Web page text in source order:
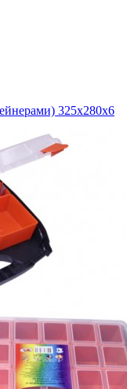
325х280х6